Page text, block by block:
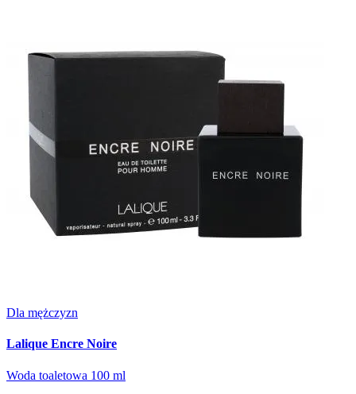
Dla mężczyzn
Lalique Encre Noire
Woda toaletowa 100 ml